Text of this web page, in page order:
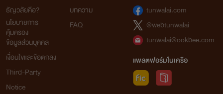
ธัญวลัยคือ?
นโยบายการ
คุ้มครอง
ข้อมูลส่วนบุคคล
เงื่อนไขและข้อตกลง
Third-Party
Notice
บทความ
FAQ
tunwalai.com
@webtunwalai
tunwalai@ookbee.com
แพลตฟอร์มในเครือ